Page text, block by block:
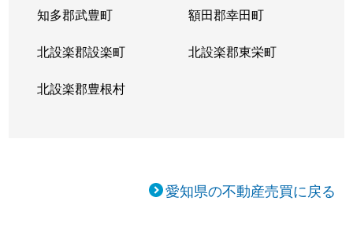
知多郡武豊町 額田郡幸田町
北設楽郡設楽町 北設楽郡東栄町
北設楽郡豊根村
愛知県の不動産売買に戻る